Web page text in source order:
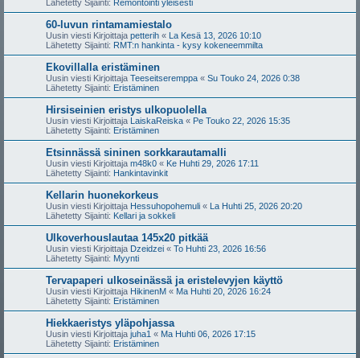
Lähetetty Sijainti: Remontointi yleisesti
60-luvun rintamamiestalo
Uusin viesti Kirjoittaja petterih « La Kesä 13, 2026 10:10
Lähetetty Sijainti: RMT:n hankinta - kysy kokeneemmilta
Ekovillalla eristäminen
Uusin viesti Kirjoittaja Teeseitseremppa « Su Touko 24, 2026 0:38
Lähetetty Sijainti: Eristäminen
Hirsiseinien eristys ulkopuolella
Uusin viesti Kirjoittaja LaiskaReiska « Pe Touko 22, 2026 15:35
Lähetetty Sijainti: Eristäminen
Etsinnässä sininen sorkkarautamalli
Uusin viesti Kirjoittaja m48k0 « Ke Huhti 29, 2026 17:11
Lähetetty Sijainti: Hankintavinkit
Kellarin huonekorkeus
Uusin viesti Kirjoittaja Hessuhopohemuli « La Huhti 25, 2026 20:20
Lähetetty Sijainti: Kellari ja sokkeli
Ulkoverhouslautaa 145x20 pitkää
Uusin viesti Kirjoittaja Dzeidzei « To Huhti 23, 2026 16:56
Lähetetty Sijainti: Myynti
Tervapaperi ulkoseinässä ja eristelevyjen käyttö
Uusin viesti Kirjoittaja HikinenM « Ma Huhti 20, 2026 16:24
Lähetetty Sijainti: Eristäminen
Hiekkaeristys yläpohjassa
Uusin viesti Kirjoittaja juha1 « Ma Huhti 06, 2026 17:15
Lähetetty Sijainti: Eristäminen